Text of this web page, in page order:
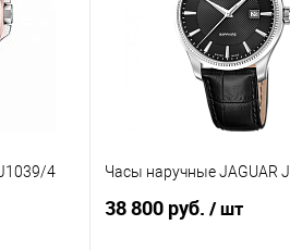
4 Часы наручные JAGUAR
38 800 руб. / шт